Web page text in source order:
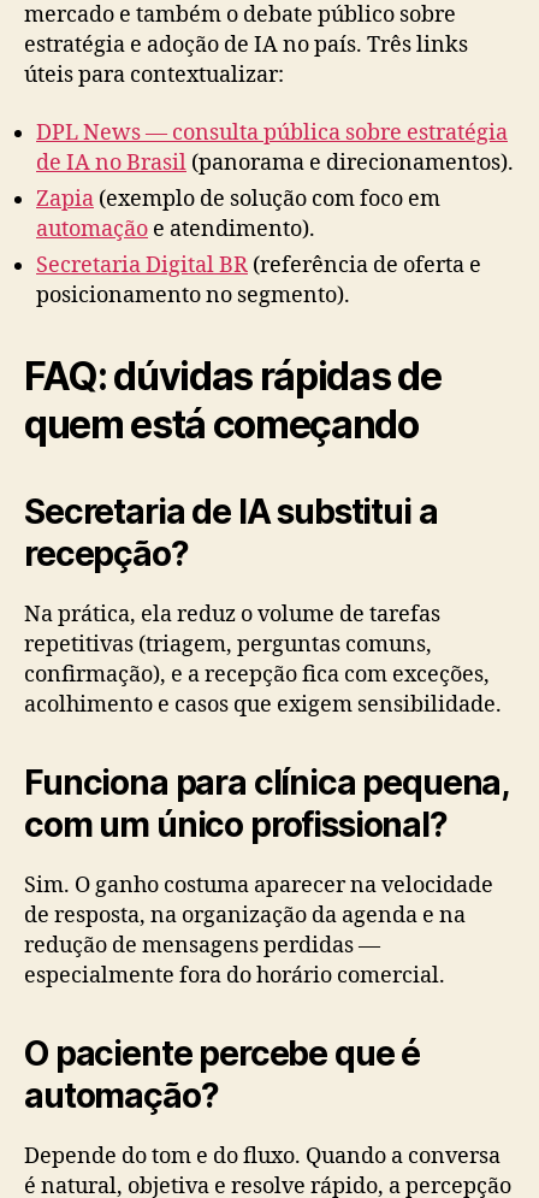
mercado e também o debate público sobre
estratégia e adoção de IA no país. Três links
úteis para contextualizar:
DPL News — consulta pública sobre estratégia
de IA no Brasil (panorama e direcionamentos).
Zapia (exemplo de solução com foco em
automação e atendimento).
Secretaria Digital BR (referência de oferta e
posicionamento no segmento).
FAQ: dúvidas rápidas de
quem está começando
Secretaria de IA substitui a
recepção?
Na prática, ela reduz o volume de tarefas
repetitivas (triagem, perguntas comuns,
confirmação), e a recepção fica com exceções,
acolhimento e casos que exigem sensibilidade.
Funciona para clínica pequena,
com um único profissional?
Sim. O ganho costuma aparecer na velocidade
de resposta, na organização da agenda e na
redução de mensagens perdidas —
especialmente fora do horário comercial.
O paciente percebe que é
automação?
Depende do tom e do fluxo. Quando a conversa
é natural, objetiva e resolve rápido, a percepção